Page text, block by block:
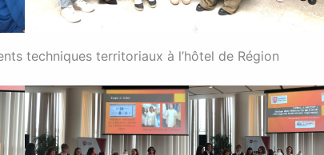
techniques territoriaux à l’hôtel de Région